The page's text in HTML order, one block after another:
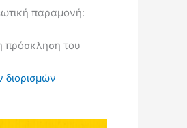
παραμονή:
πρόσκληση του
διορισμών